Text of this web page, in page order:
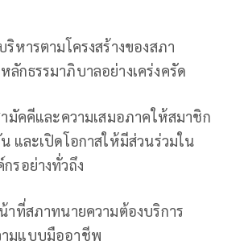
หารตามโครงสร้างของสภา
ลักธรรมาภิบาลอย่างเคร่งครัด
ามัคคีและความเสมอภาคให้สมาชิก
และเปิดโอกาสให้มีส่วนร่วมใน
รอย่างทั่วถึง
าที่สภาทนายความต้องบริการ
มแบบมืออาชีพ